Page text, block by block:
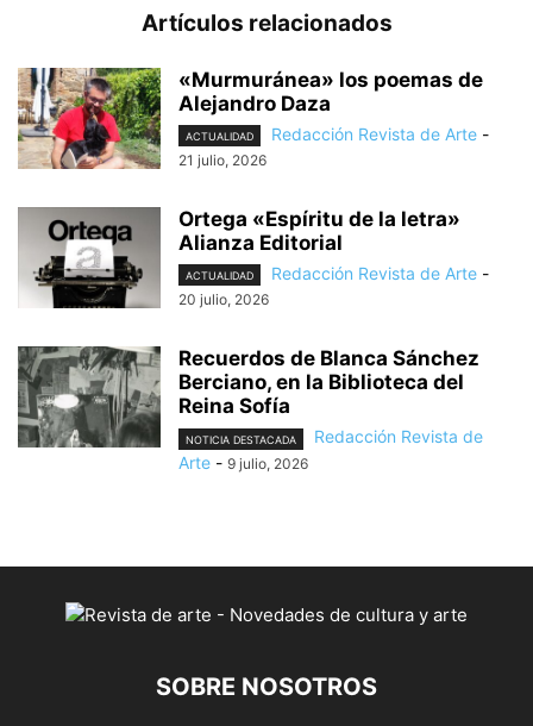
Artículos relacionados
«Murmuránea» los poemas de
Alejandro Daza
ACTUALIDAD Redacción Revista de Arte -
21 julio, 2026
Ortega «Espíritu de la letra»
Alianza Editorial
ACTUALIDAD Redacción Revista de Arte -
20 julio, 2026
Recuerdos de Blanca Sánchez
Berciano, en la Biblioteca del
Reina Sofía
NOTICIA DESTACADA
Redacción Revista de
Arte - 9 julio, 2026
SOBRE NOSOTROS